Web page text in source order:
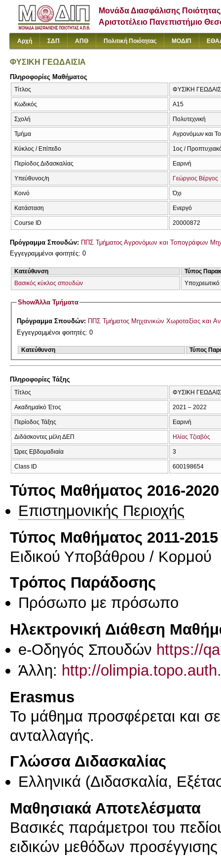
Μονάδα Διασφάλισης Ποιότητας
Αριστοτέλειο Πανεπιστήμιο
Αρχή ΣΔΠ ΑΠΘ Πολιτική Ποιότητας ΜΟΔΙΠ
ΦΥΣΙΚΗ ΓΕΩΔΑΙΣΙΑ
Πληροφορίες Μαθήματος
Τίτλος ΦΥΣΙΚΗ
Κωδικός Α15
Σχολή Πολυτεχνική
Τμήμα Αγρονόμων και
Κύκλος / Επίπεδο 1ος /
Περίοδος Διδασκαλίας Εαρινή
Υπεύθυνος/η Γεώργιος Βέργος
Κοινό Όχι
Κατάσταση Ενεργό
Course ID 20000872
Πρόγραμμα Σπουδών: ΠΠΣ Τμήματος Αγρονόμων και Τοπογράφων
Εγγεγραμμένοι φοιτητές: 0
Κατεύθυνση
Τύπος
Βασικός κύκλος σπουδών
Υποχρεωτικό
ShowΆλλα Τμήματα
Πρόγραμμα Σπουδών: ΠΠΣ Τμήματος Μηχανικών Χωροταξίας και
Εγγεγραμμένοι φοιτητές: 0
Κατεύθυνση Τύπος
Πληροφορίες Τάξης
Τίτλος ΦΥΣΙΚΗ
Ακαδημαϊκό Έτος 2021 – 2022
Περίοδος Τάξης Εαρινή
Διδάσκοντες μέλη ΔΕΠ Ηλίας Τζιαβός
Ώρες Εβδομαδιαία 3
Class ID 600198654
Τύπος Μαθήματος 2016-2020
Επιστημονικής Περιοχής
Τύπος Μαθήματος 2011-2015
Ειδικού Υποβάθρου / Κορμού
Τρόπος Παράδοσης
Πρόσωπο με πρόσωπο
Ηλεκτρονική Διάθεση
e-Οδηγός Σπουδών https://
Άλλη: http://
Erasmus
Το μάθημα προσφέρεται και
ανταλλαγής.
Γλώσσα Διδασκαλίας
Ελληνικά (Διδασκαλία,
Μαθησιακά Αποτελέσματα
Βασικές παράμετροι του
ειδικών μεθόδων